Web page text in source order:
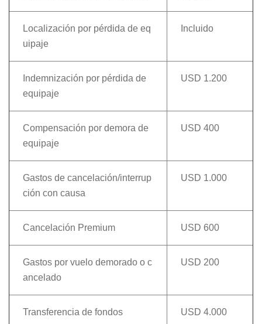
Localización por pérdida de eq
uipaje
Incluido
Indemnización por pérdida de
equipaje
USD 1.200
Compensación por demora de
equipaje
USD 400
Gastos de cancelación/interrup
ción con causa
USD 1.000
Cancelación Premium USD 600
Gastos por vuelo demorado o c
ancelado
USD 200
Transferencia de fondos USD 4.000